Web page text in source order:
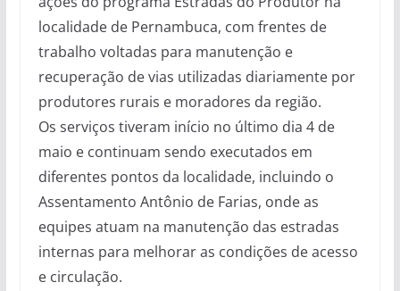
localidade de Pernambuca, com frentes de
trabalho voltadas para manutenção e
recuperação de vias utilizadas diariamente por
produtores rurais e moradores da região.
Os serviços tiveram início no último dia 4 de
maio e continuam sendo executados em
diferentes pontos da localidade, incluindo o
Assentamento Antônio de Farias, onde as
equipes atuam na manutenção das estradas
internas para melhorar as condições de acesso
e circulação.